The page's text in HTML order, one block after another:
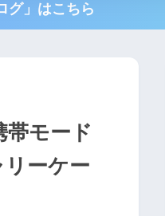
グ」はこちら
帯モード
ーケー